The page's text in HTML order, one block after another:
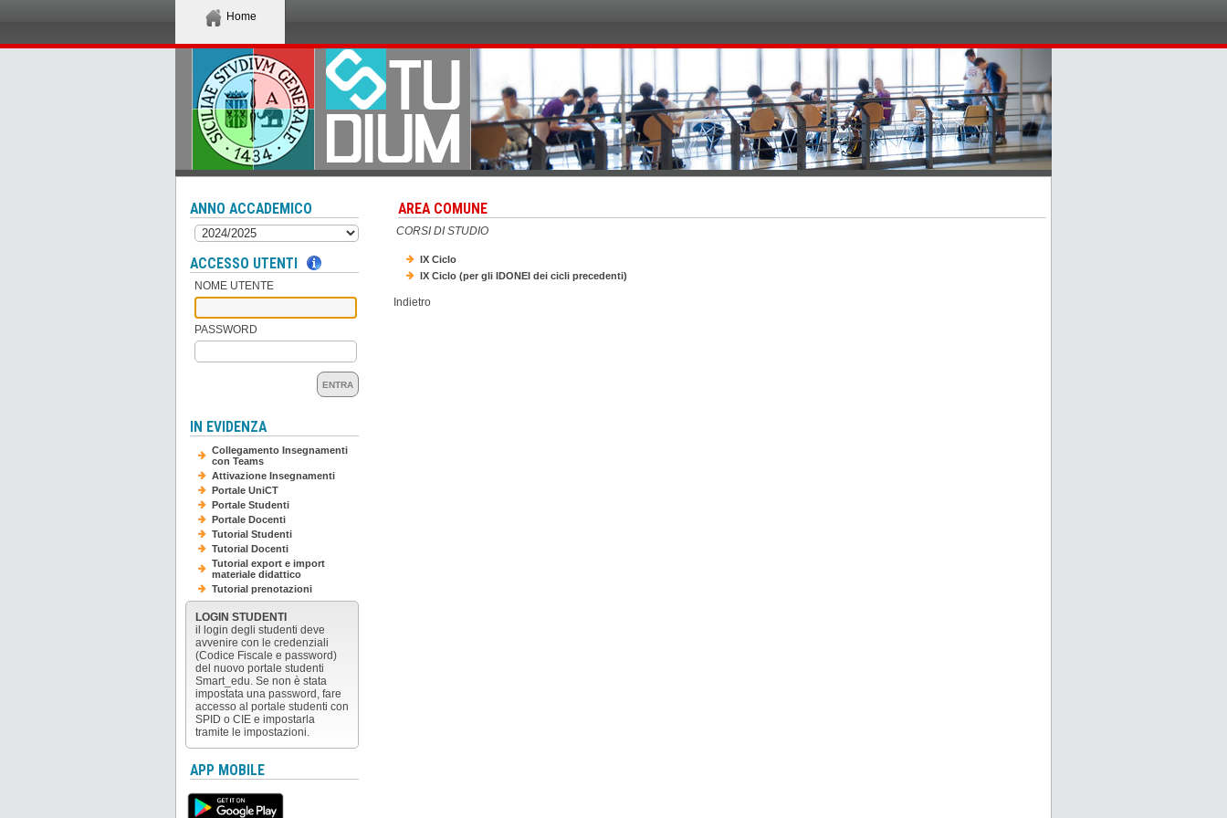
Home
AREA COMUNE
CORSI DI STUDIO
IX Ciclo
IX Ciclo (per gli IDONEI dei cicli precedenti)
Indietro
ANNO ACCADEMICO
ACCESSO UTENTI
NOME UTENTE
PASSWORD
ENTRA
IN EVIDENZA
Collegamento Insegnamenti
con Teams
Attivazione Insegnamenti
Portale UniCT
Portale Studenti
Portale Docenti
Tutorial Studenti
Tutorial Docenti
Tutorial export e import
materiale didattico
Tutorial prenotazioni
LOGIN STUDENTI
il login degli studenti deve
avvenire con le credenziali
(Codice Fiscale e password)
del nuovo portale studenti
Smart_edu. Se non è stata
impostata una password, fare
accesso al portale studenti con
SPID o CIE e impostarla
tramite le impostazioni.
APP MOBILE